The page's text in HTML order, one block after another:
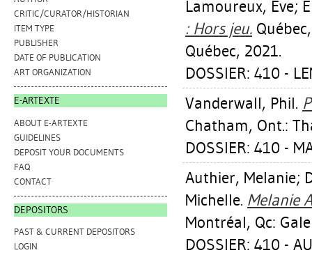
CRITIC/CURATOR/HISTORIAN
ITEM TYPE
PUBLISHER
DATE OF PUBLICATION
ART ORGANIZATION
E-ARTEXTE
ABOUT E-ARTEXTE
GUIDELINES
DEPOSIT YOUR DOCUMENTS
FAQ
CONTACT
DEPOSITORS
PAST & CURRENT DEPOSITORS
LOGIN
Lamoureux, Ève;
: Hors jeu.
Québec, 2021.
DOSSIER: 410 -
Vanderwall, Phil.
Chatham, Ont.:
DOSSIER: 410 -
Authier, Melanie;
Michelle. Melanie
Montréal, Qc:
DOSSIER: 410 -